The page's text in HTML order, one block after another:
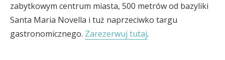
zabytkowym centrum miasta, 500 metrów od bazyliki
Santa Maria Novella i tuż naprzeciwko targu
gastronomicznego. Zarezerwuj tutaj.